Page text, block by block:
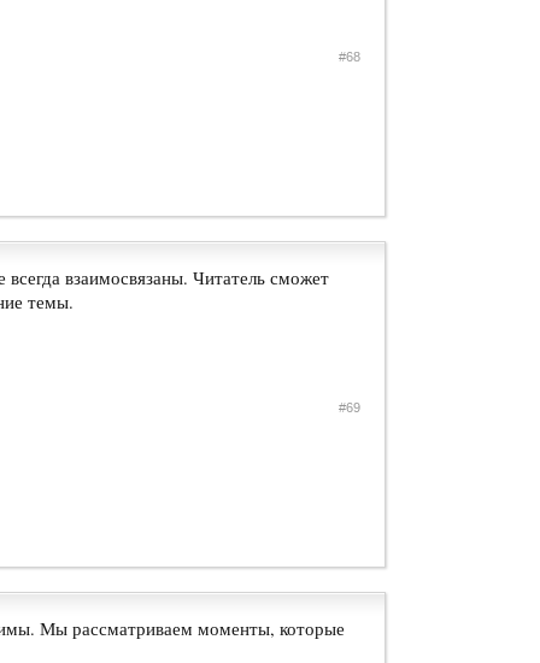
#68
взаимосвязаны. Читатель сможет
темы.
#69
Мы рассматриваем моменты, которые